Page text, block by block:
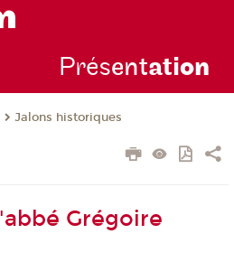
Présentation
Jalons historiques
Grégoire